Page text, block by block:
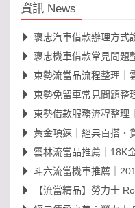
資訊 News
褒忠汽車借款辦理方式
褒忠機車借款常見問題
東勢流當品流程整理｜
東勢免留車常見問題整
東勢借款服務流程整理
黃金項鍊｜經典百搭・質感首
雲林流當品推薦｜18K金戒指
斗六流當機車推薦｜2019 勁戰
【流當精品】勞力士 Rolex